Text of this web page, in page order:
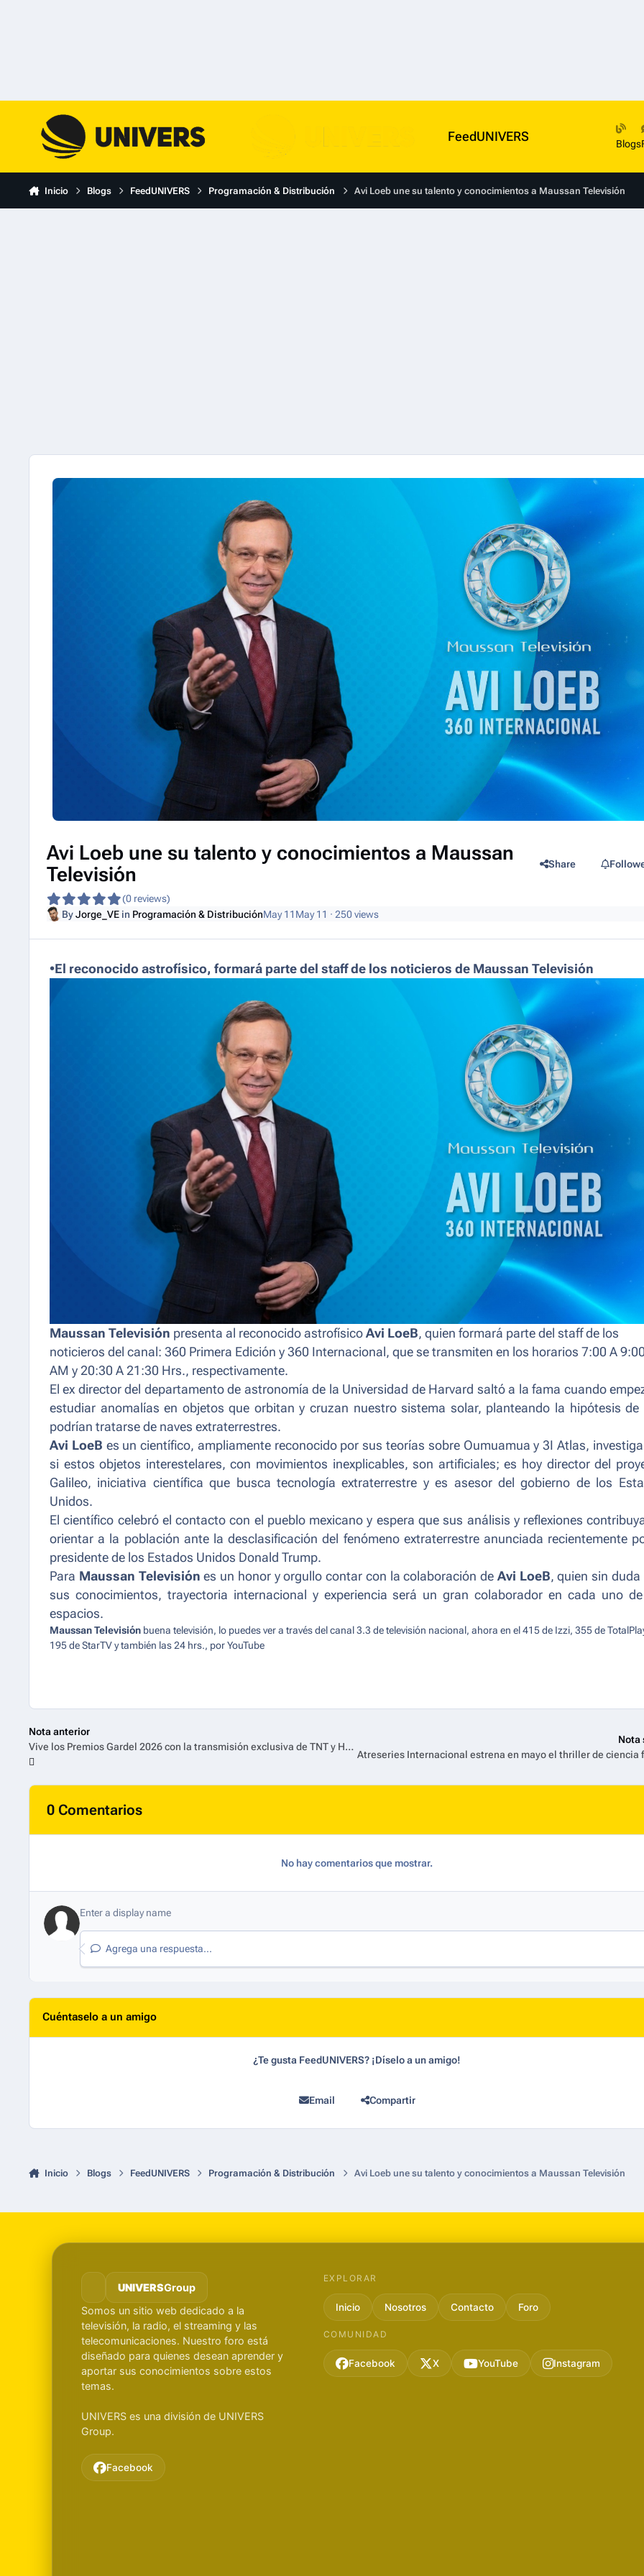
FeedUNIVERS Blogs
Inicio Blogs FeedUNIVERS Programación & Distribución Avi Loeb une su talento y conocimientos a Maussan Televisión
Avi Loeb une su talento y conocimientos a Maussan
Televisión
(0 reviews)
Share
ByJorge_VEin Programación & DistribuciónMay 11 May 11 · 250 views
•El reconocido astrofísico, formará parte del staff de los noticieros de Maussan Televisión
Maussan Televisión presenta al reconocido astrofísico Avi LoeB, quien formará parte del staff de los
noticieros del canal: 360 Primera Edición y 360 Internacional, que se transmiten en los horarios 7:00 A
AM y 20:30 A 21:30 Hrs., respectivamente.
El ex director del departamento de astronomía de la Universidad de Harvard saltó a la fama cuando
estudiar anomalías en objetos que orbitan y cruzan nuestro sistema solar, planteando la hipótesis de
podrían tratarse de naves extraterrestres.
Avi LoeB es un científico, ampliamente reconocido por sus teorías sobre Oumuamua y 3I Atlas,
si estos objetos interestelares, con movimientos inexplicables, son artificiales; es hoy director del
Galileo, iniciativa científica que busca tecnología extraterrestre y es asesor del gobierno de los
Unidos.
El científico celebró el contacto con el pueblo mexicano y espera que sus análisis y reflexiones
orientar a la población ante la desclasificación del fenómeno extraterrestre anunciada recientemente
presidente de los Estados Unidos Donald Trump.
Para Maussan Televisión es un honor y orgullo contar con la colaboración de Avi LoeB, quien sin duda
sus conocimientos, trayectoria internacional y experiencia será un gran colaborador en cada uno
espacios.
Maussan Televisión buena televisión, lo puedes ver a través del canal 3.3 de televisión nacional, ahora en el 415 de Izzi, 355 de
195 de StarTV y también las 24 hrs., por YouTube
Nota anterior
Vive los Premios Gardel 2026 con la transmisión exclusiva de TNT y HBO Max
Nota
0 Comentarios
No hay comentarios que mostrar.
Agrega una respuesta...
Cuéntaselo a un amigo
¿Te gusta FeedUNIVERS? ¡Díselo a un amigo!
Email Compartir
Inicio Blogs FeedUNIVERS Programación & Distribución Avi Loeb une su talento y conocimientos a Maussan Televisión
UNIVERSGroup
Somos un sitio web dedicado a la
televisión, la radio, el streaming y las
telecomunicaciones. Nuestro foro está
diseñado para quienes desean aprender y
aportar sus conocimientos sobre estos
temas.
UNIVERS es una división de UNIVERS
Group.
Facebook
EXPLORAR
Inicio Nosotros Contacto Foro
COMUNIDAD
Facebook X YouTube Instagram